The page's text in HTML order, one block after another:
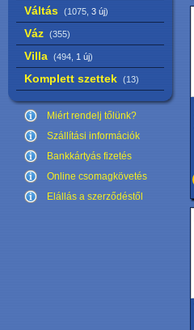
Váltás (1075, 3 új)
Váz (355)
Villa (494, 1 új)
Komplett szettek (13)
Miért rendelj tőlünk?
Szállítási információk
Bankkártyás fizetés
Online csomagkövetés
Elállás a szerződéstől